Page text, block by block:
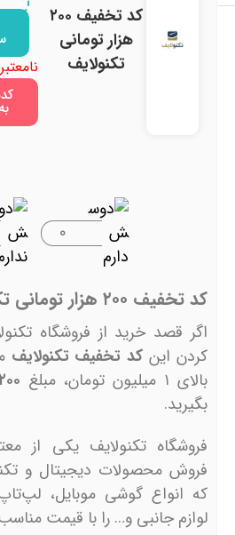
کد تخفیف ۲۰۰
هزار تومانی
تکنولایف
نامعتبر
۰
کد تخفیف ۲۰۰ هزار تومانی تکنولایف
اگر قصد خرید از فروشگاه
کردن این کد تخفیف تکنولایف
بالای ۱ میلیون تومان، مبلغ
۲۰۰ هزار
بگیرید.
فروشگاه تکنولایف یکی از
فروش محصولات دیجیتال و
که انواع گوشی موبایل،
لوازم جانبی و… را با قیمت